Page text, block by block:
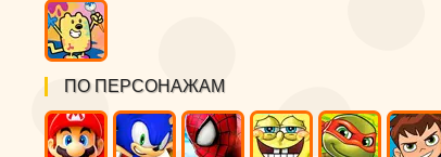
ПО ПЕРСОНАЖАМ